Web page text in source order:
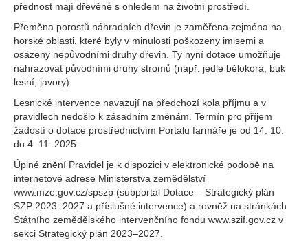
přednost mají dřevěné s ohledem na životní prostředí.
Přeměna porostů náhradních dřevin je zaměřena zejména na
horské oblasti, které byly v minulosti poškozeny imisemi a
osázeny nepůvodními druhy dřevin. Ty nyní dotace umožňuje
nahrazovat původními druhy stromů (např. jedle bělokorá, buk
lesní, javory).
Lesnické intervence navazují na předchozí kola příjmu a v
pravidlech nedošlo k zásadním změnám. Termín pro příjem
žádostí o dotace prostřednictvím Portálu farmáře je od 14. 10.
do 4. 11. 2025.
Úplné znění Pravidel je k dispozici v elektronické podobě na
internetové adrese Ministerstva zemědělství
www.mze.gov.cz/spszp (subportál Dotace – Strategický plán
SZP 2023–2027 a příslušné intervence) a rovněž na stránkách
Státního zemědělského intervenčního fondu www.szif.gov.cz v
sekci Strategický plán 2023–2027.